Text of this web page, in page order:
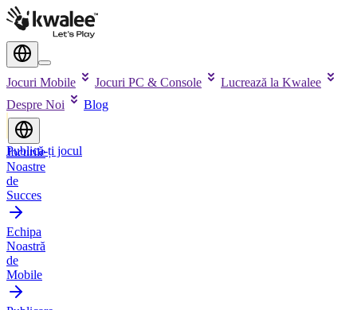
Jocuri Mobile Jocuri PC & Console
Lucrează la Kwalee
Despre Noi
Blog
Publică-ți jocul
Jocurile
Noastre
de
Succes
Echipa
Noastră
de
Mobile